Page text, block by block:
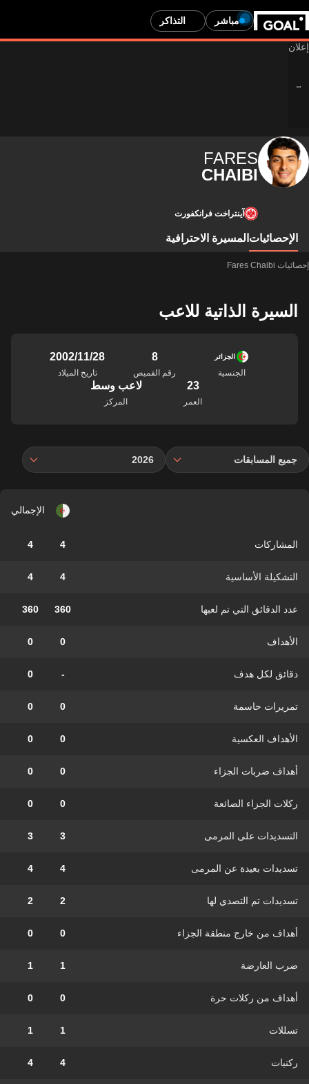
مباشر التذاكر
FARES
CHAIBI
آينتراخت فرانكفورت
الإحصائيات المسيرة الاحترافية
إحصائيات Fares Chaibi
السيرة الذاتية للاعب
الجزائر
الجنسية
8
رقم القميص
28‏/11‏/2002
تاريخ الميلاد
23
العمر
لاعب وسط
المركز
جميع المسابقات 2026
الإجمالي
المشاركات 4
4
التشكيلة الأساسية 4
4
عدد الدقائق التي تم لعبها 360
360
الأهداف 0
0
دقائق لكل هدف -
0
تمريرات حاسمة 0
0
الأهداف العكسية 0
0
أهداف ضربات الجزاء 0
0
ركلات الجزاء الضائعة 0
0
التسديدات على المرمى 3
3
تسديدات بعيدة عن المرمى 4
4
تسديدات تم التصدي لها 2
2
أهداف من خارج منطقة الجزاء 0
0
ضرب العارضة 1
1
أهداف من ركلات حرة 0
0
تسللات 1
1
ركنيات 4
4